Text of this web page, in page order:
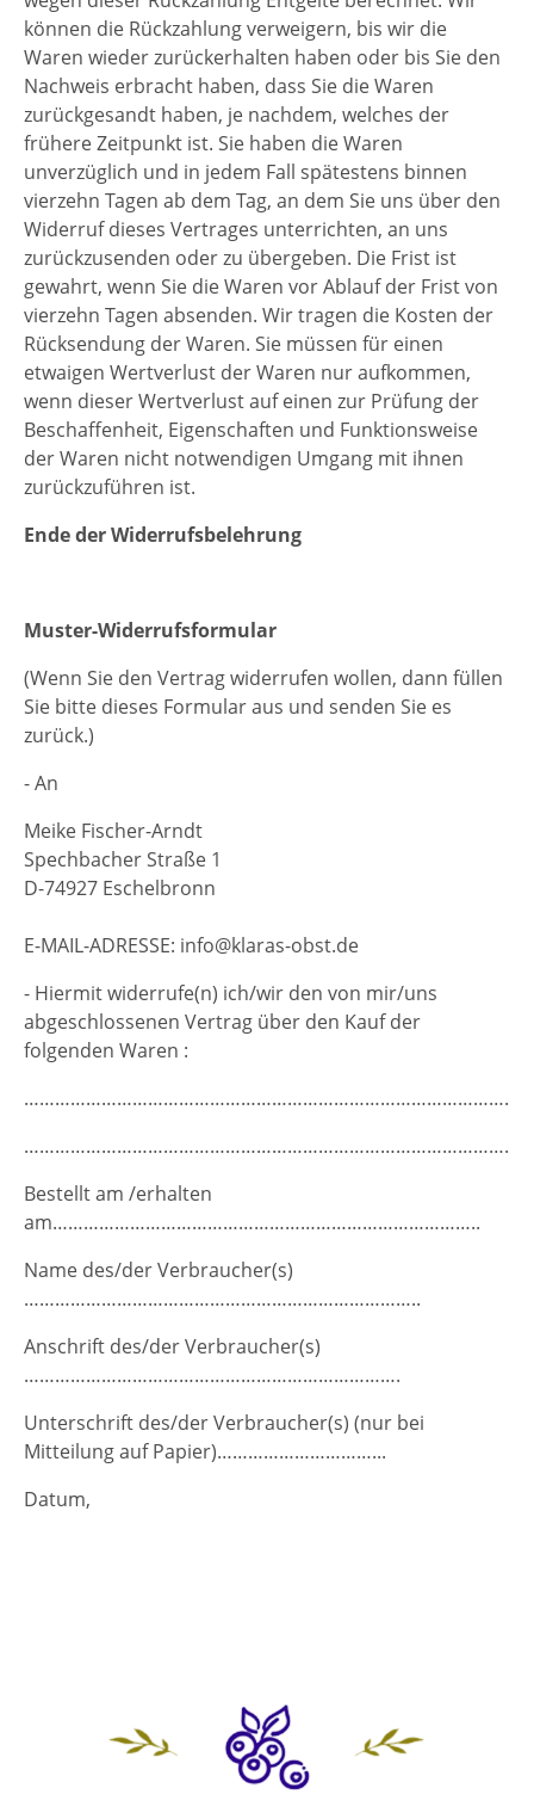
können die Rückzahlung verweigern, bis wir die
Waren wieder zurückerhalten haben oder bis Sie den
Nachweis erbracht haben, dass Sie die Waren
zurückgesandt haben, je nachdem, welches der
frühere Zeitpunkt ist. Sie haben die Waren
unverzüglich und in jedem Fall spätestens binnen
vierzehn Tagen ab dem Tag, an dem Sie uns über den
Widerruf dieses Vertrages unterrichten, an uns
zurückzusenden oder zu übergeben. Die Frist ist
gewahrt, wenn Sie die Waren vor Ablauf der Frist von
vierzehn Tagen absenden. Wir tragen die Kosten der
Rücksendung der Waren. Sie müssen für einen
etwaigen Wertverlust der Waren nur aufkommen,
wenn dieser Wertverlust auf einen zur Prüfung der
Beschaffenheit, Eigenschaften und Funktionsweise
der Waren nicht notwendigen Umgang mit ihnen
zurückzuführen ist.
Ende der Widerrufsbelehrung
Muster-Widerrufsformular
(Wenn Sie den Vertrag widerrufen wollen, dann füllen
Sie bitte dieses Formular aus und senden Sie es
zurück.)
- An
Meike Fischer-Arndt
Spechbacher Straße 1
D-74927 Eschelbronn
E-MAIL-ADRESSE: info@klaras-obst.de
- Hiermit widerrufe(n) ich/wir den von mir/uns
abgeschlossenen Vertrag über den Kauf der
folgenden Waren :
Bestellt am /erhalten
am………………………………………………………………………..
Name des/der Verbraucher(s)
…………………………………………………………………..
Anschrift des/der Verbraucher(s)
……………………………………………………………….
Unterschrift des/der Verbraucher(s) (nur bei
Mitteilung auf Papier)…………………………...
Datum,